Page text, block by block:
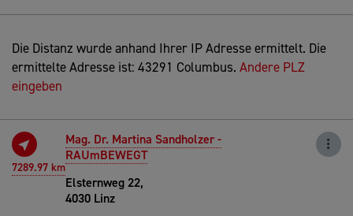
Die Distanz wurde anhand Ihrer IP Adresse ermittelt. Die
ermittelte Adresse ist: 43291 Columbus. Andere PLZ
eingeben
7289.97 km
Mag. Dr. Martina Sandholzer -
RAUmBEWEGT
Elsternweg 22,
4030 Linz